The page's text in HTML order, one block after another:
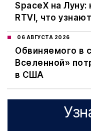
SpaceX на Луну:
RTVI, что
06 АВГУСТА 2026
Обвиняемого в
Вселенной»
в США